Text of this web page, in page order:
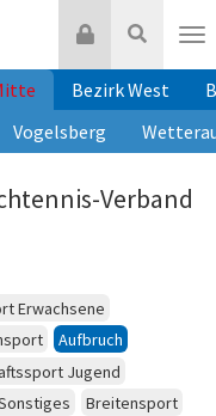
Suche
Login
Bezirk West
Vogelsberg
Verband
Erwachsene
Aufbruch
Jugend
Breitensport